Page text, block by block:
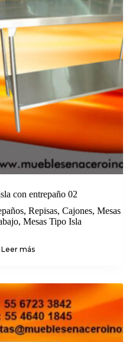
con entrepaño 02
Repisas, Cajones, Mesas
, Mesas Tipo Isla
Leer más